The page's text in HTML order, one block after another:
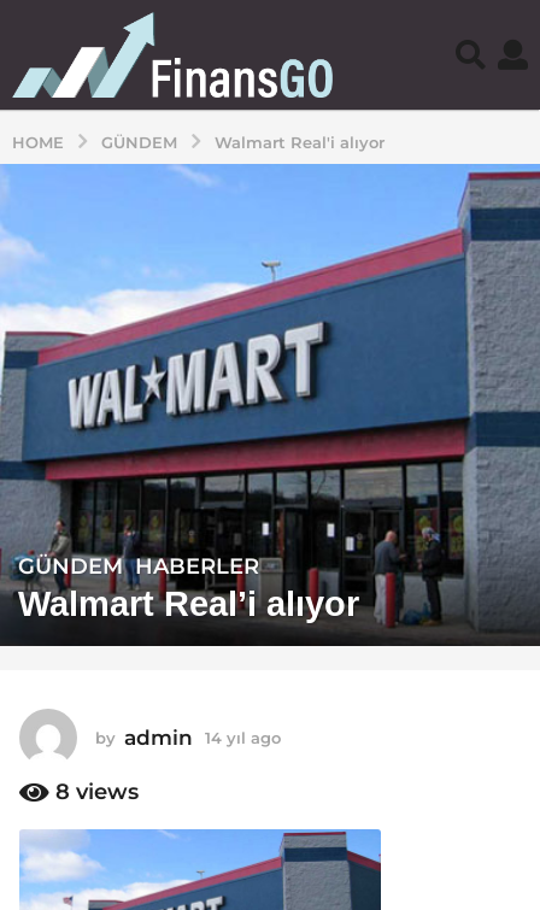
HOME GÜNDEM Walmart Real'i alıyor
1
4
a
g
1
4
y
ı
GÜNDEM ,HABERLER
Walmart Real’i alıyor
by admin 14 yıl ago
l
a
g
o
8 views